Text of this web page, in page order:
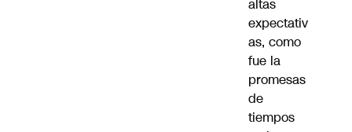
altas
expectativ
as, como
fue la
promesas
de
tiempos